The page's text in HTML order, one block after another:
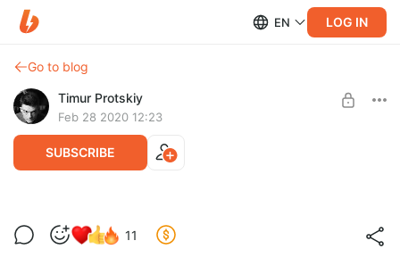
EN LOG IN
Go to blog
Timur Protskiy
Feb 28 2020 12:23
SUBSCRIBE
1 занятие нашего курса по соционике.
Эволюция соционики (45 минут)
Level required:
11